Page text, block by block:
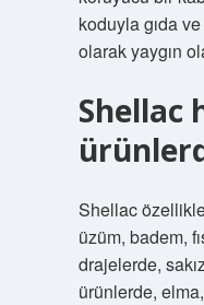
koduyla gıda
olarak yaygın
Shellac
Shellac özellikle
üzüm, badem,
drajelerde,
ürünlerde,